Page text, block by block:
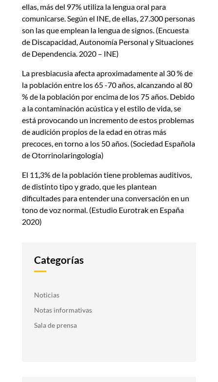
ellas, más del 97% utiliza la lengua oral para
comunicarse. Según el INE, de ellas, 27.300 personas
son las que emplean la lengua de signos. (Encuesta
de Discapacidad, Autonomía Personal y Situaciones
de Dependencia. 2020 – INE)
La presbiacusia afecta aproximadamente al 30 % de
la población entre los 65 -70 años, alcanzando al 80
% de la población por encima de los 75 años. Debido
a la contaminación acústica y el estilo de vida, se
está provocando un incremento de estos problemas
de audición propios de la edad en otras más
precoces, en torno a los 50 años. (Sociedad Española
de Otorrinolaringología)
El 11,3% de la población tiene problemas auditivos,
de distinto tipo y grado, que les plantean
dificultades para entender una conversación en un
tono de voz normal. (Estudio Eurotrak en España
2020)
Categorías
Noticias
Notas informativas
Sala de prensa